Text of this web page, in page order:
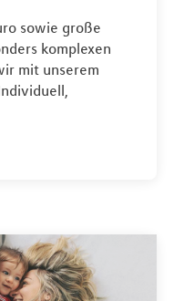
sowie große
komplexen
mit unserem